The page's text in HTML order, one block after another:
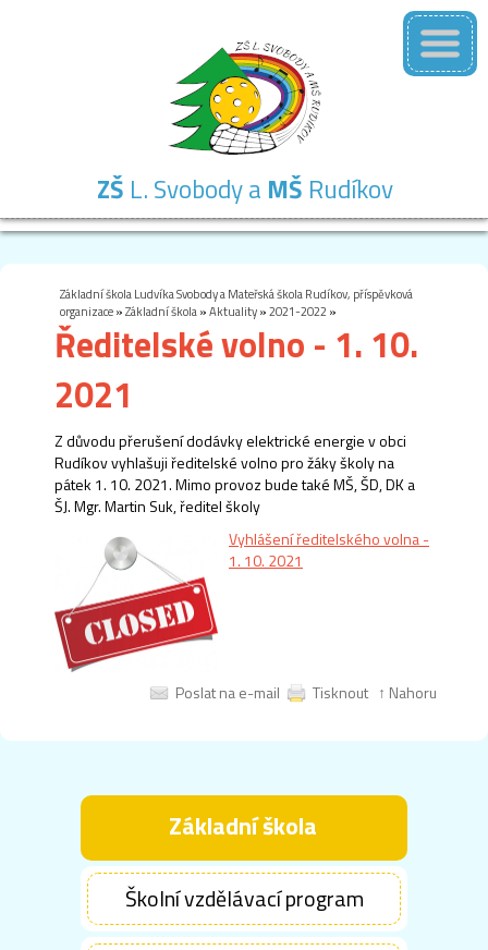
ZŠ L. Svobody a MŠ Rudíkov
Základní škola Ludvíka Svobody a Mateřská škola Rudíkov, příspěvková
organizace»Základní škola»Aktuality»2021-2022 »
Ředitelské volno - 1. 10.
2021
Z důvodu přerušení dodávky elektrické energie v obci
Rudíkov vyhlašuji ředitelské volno pro žáky školy na
pátek 1. 10. 2021. Mimo provoz bude také MŠ, ŠD, DK a
ŠJ. Mgr. Martin Suk, ředitel školy
Vyhlášení ředitelského volna -
1. 10. 2021
Poslat na e-mail Tisknout ↑ Nahoru
Základní škola
Školní vzdělávací program